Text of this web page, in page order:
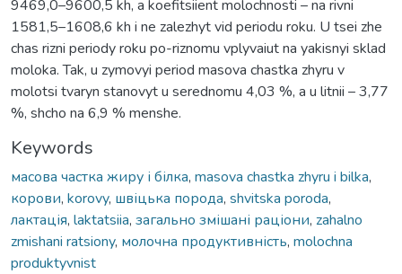
9469,0–9600,5 kh, a koefitsiient molochnosti – na rivni
1581,5–1608,6 kh i ne zalezhyt vid periodu roku. U tsei zhe
chas rizni periody roku po-riznomu vplyvaiut na yakisnyi sklad
moloka. Tak, u zymovyi period masova chastka zhyru v
molotsi tvaryn stanovyt u serednomu 4,03 %, a u litnii – 3,77
%, shcho na 6,9 % menshe.
Keywords
масова частка жиру і білка, masova chastka zhyru i bilka,
корови, korovy, швіцька порода, shvitska poroda,
лактація, laktatsiia, загально змішані раціони, zahalno
zmishani ratsiony, молочна продуктивність, molochna
produktyvnist